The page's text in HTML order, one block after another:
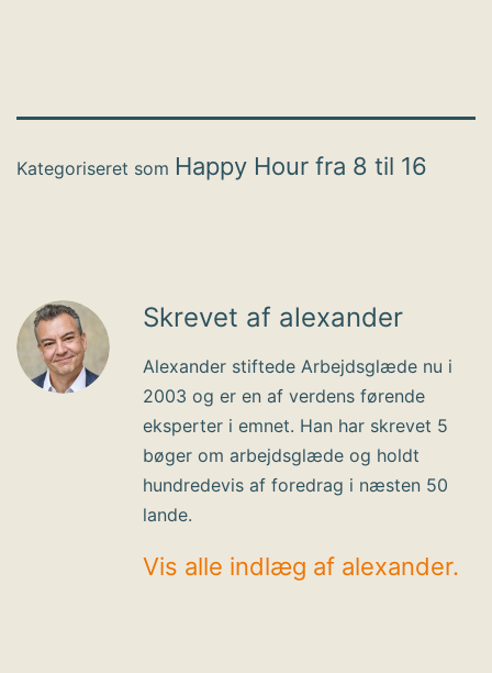
Kategoriseret som Happy Hour fra 8 til 16
Skrevet af alexander
Alexander stiftede Arbejdsglæde nu i
2003 og er en af verdens førende
eksperter i emnet. Han har skrevet 5
bøger om arbejdsglæde og holdt
hundredevis af foredrag i næsten 50
lande.
Vis alle indlæg af alexander.